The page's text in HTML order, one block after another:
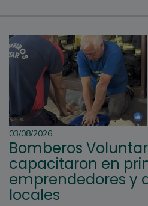
03/08/2026
Bomberos
capacitaron en
emprendedores y
locales